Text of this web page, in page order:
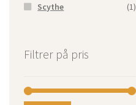
Scythe (1)
Filtrer på pris